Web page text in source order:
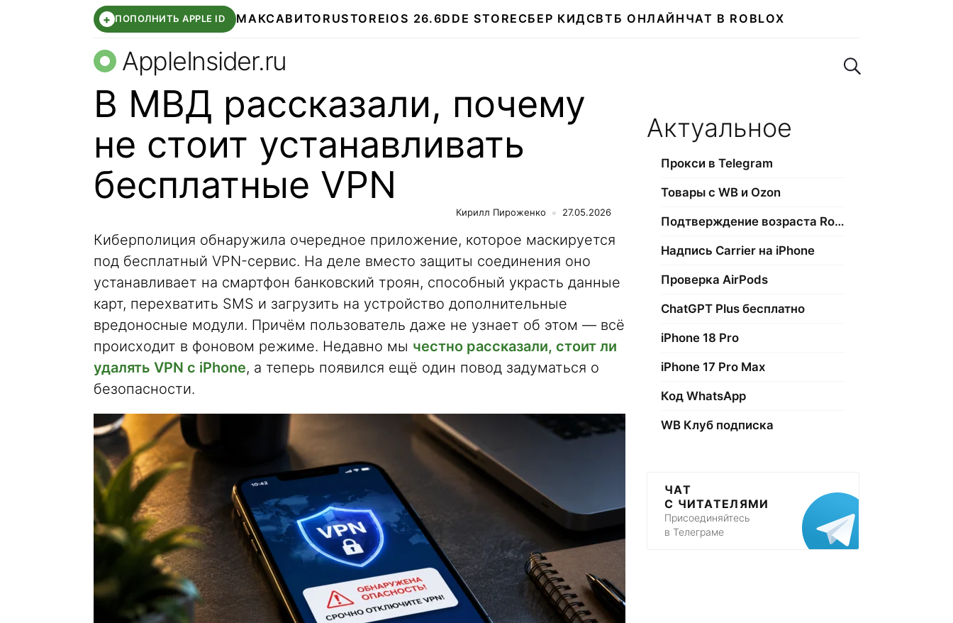
+ ПОПОЛНИТЬ APPLE ID МАКСАВИТО RUSTOREIOS 26.6DDE STORE СБЕР КИДСВТБ ОНЛАЙН ЧАТ В ROBLOX
AppleInsider.ru Поиск по сайту
В МВД рассказали, почему
не стоит устанавливать
бесплатные VPN
Кирилл Пироженко 27.05.2026
Киберполиция обнаружила очередное приложение, которое маскируется
под бесплатный VPN-сервис. На деле вместо защиты соединения оно
устанавливает на смартфон банковский троян, способный украсть данные
карт, перехватить SMS и загрузить на устройство дополнительные
вредоносные модули. Причём пользователь даже не узнает об этом — всё
происходит в фоновом режиме. Недавно мы честно рассказали, стоит ли
удалять VPN с iPhone, а теперь появился ещё один повод задуматься о
безопасности.
Актуальное
Прокси в Telegram
Товары с WB и Ozon
Подтверждение возраста Roblox
Надпись Carrier на iPhone
Проверка AirPods
ChatGPT Plus бесплатно
iPhone 18 Pro
iPhone 17 Pro Max
Код WhatsApp
WB Клуб подписка
ЧАТ
С ЧИТАТЕЛЯМИ
Присоединяйтесь
в Телеграме